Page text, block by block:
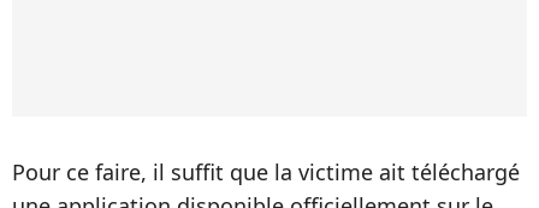
Pour ce faire, il suffit que la victime ait téléchargé